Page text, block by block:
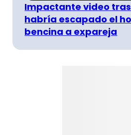
Impactante video
habría escapado el
bencina a expareja